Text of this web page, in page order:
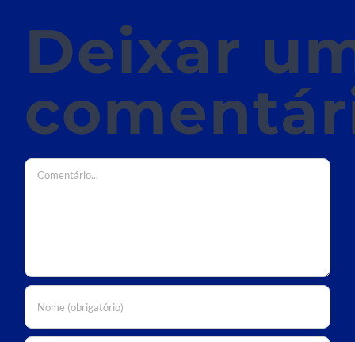
Deixar
Comentário